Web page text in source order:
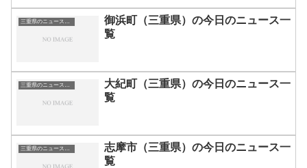
三重県のニュース一覧
御浜町（三重県）の今日のニュース一
覧
三重県のニュース一覧
大紀町（三重県）の今日のニュース一
覧
三重県のニュース一覧
志摩市（三重県）の今日のニュース一
覧